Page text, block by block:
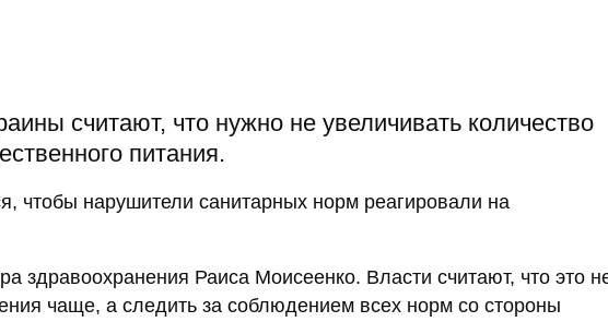
считают, что нужно не увеличивать количество
питания.
чтобы нарушители санитарных норм реагировали на
здравоохранения Раиса Моисеенко. Власти считают, что это
чаще, а следить за соблюдением всех норм со стороны